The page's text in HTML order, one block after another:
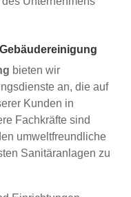
bieten wir
an, die auf
Kunden in
Fachkräfte sind
umweltfreundliche
Sanitäranlagen zu